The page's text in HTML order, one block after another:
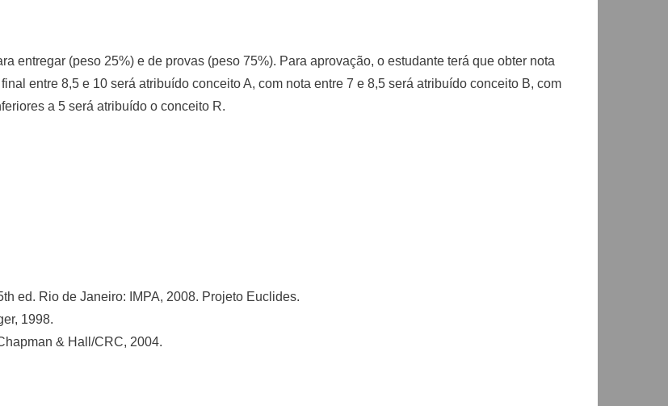
entregar (peso 25%) e de provas (peso 75%). Para aprovação, o estudante terá que obter nota
entre 8,5 e 10 será atribuído conceito A, com nota entre 7 e 8,5 será atribuído conceito B, com
a 5 será atribuído o conceito R.
ed. Rio de Janeiro: IMPA, 2008. Projeto Euclides.
1998.
& Hall/CRC, 2004.